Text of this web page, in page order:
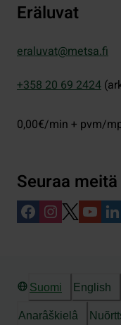
Eräluvat
eraluvat@metsa.fi
+358 20 69 2424
0,00€/min + pvm/
Seuraa meitä
Suomi English
Anarâškielâ